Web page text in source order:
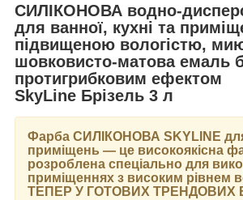
СИЛІКОНОВА водно-
для ванної, кухні та
підвищеною вологістю,
шовковисто-матова емаль
протигрибковим ефектом
SkyLine Брізель 3 л
Фарба СИЛІКОНОВА SKYLINE
приміщень — це високоякісна
розроблена спеціально для
приміщеннях з високим рівнем
ТЕПЕР У ГОТОВИХ ТРЕНДОВИХ